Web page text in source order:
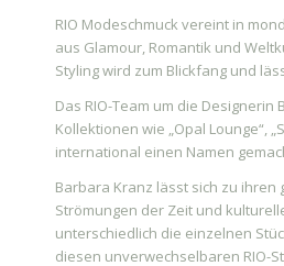
RIO Modeschmuck vereint in
aus Glamour, Romantik und
Styling wird zum Blickfang und
Das RIO-Team um die
Kollektionen wie „Opal Lounge“,
international einen Namen
Barbara Kranz lässt sich zu
Strömungen der Zeit und
unterschiedlich die einzelnen
diesen unverwechselbaren RIO-